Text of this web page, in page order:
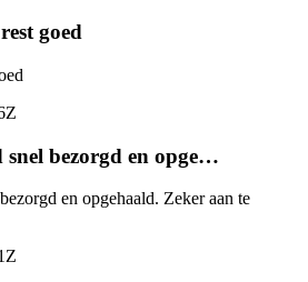
goed
snel bezorgd en opge…
en opgehaald. Zeker aan te